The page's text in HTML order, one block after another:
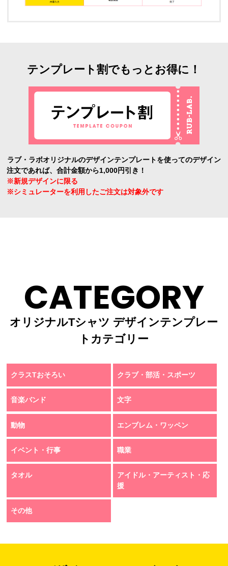
テンプレート割でもっとお得に！
ラブ・ラボオリジナルのデザインテンプレートを使ってのデザイン
注文であれば、合計金額から1,000円引き！
※新規デザインに限る
※シミュレーターを利用したご注文は対象外です
CATEGORY
オリジナルTシャツ デザインテンプレー
トカテゴリー
クラスTおそろい クラブ・部活・スポーツ
音楽バンド 文字
動物 エンブレム・ワッペン
イベント・行事 職業
タオル
アイドル・アーティスト・応
援
その他